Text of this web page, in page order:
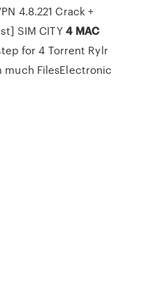
4.8.221 Crack +
SIM CITY4 MAC
for 4 Torrent Rylr
much FilesElectronic